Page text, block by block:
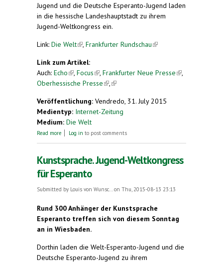
Jugend und die Deutsche Esperanto-Jugend laden
in die hessische Landeshauptstadt zu ihrem
Jugend-Weltkongress ein.
Link: Die Welt(link is external)
Frankfurter Rundschau(link is
Link zum Artikel:
Auch: Echo(link is external)
Focus(link is external)
Frankfurter Neue Presse(link is
Oberhessische Presse(link is external)
(link is external)
Veröffentlichung: Vendredo, 31. July 2015
Medientyp: Internet-Zeitung
Medium: Die Welt
Read more about Jugend-Weltkongress für Esperanto tagt in
Log in to post comments
Kunstsprache. Jugend-Weltkongress
für Esperanto
Submitted by Louis von Wunsc... on Thu, 2015-08-13 23:13
Rund 300 Anhänger der Kunstsprache
Esperanto treffen sich von diesem Sonntag
an in Wiesbaden.
Dorthin laden die Welt-Esperanto-Jugend und die
Deutsche Esperanto-Jugend zu ihrem